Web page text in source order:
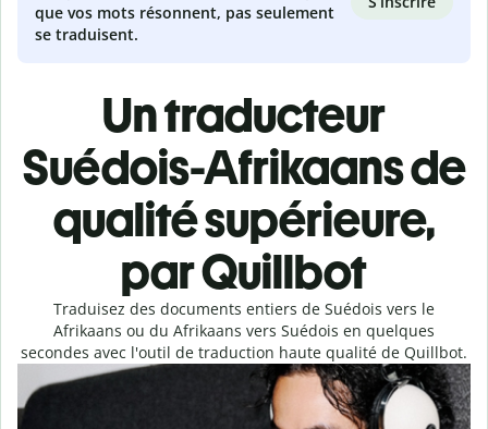
que vos mots résonnent, pas seulement
se traduisent.
Un traducteur
Suédois-Afrikaans de
qualité supérieure,
par Quillbot
Traduisez des documents entiers de Suédois vers le
Afrikaans ou du Afrikaans vers Suédois en quelques
secondes avec l'outil de traduction haute qualité de Quillbot.